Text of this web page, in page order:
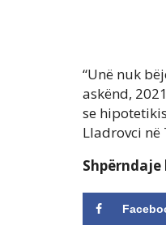
“Unë nuk
askënd,
se
Lladrovci në